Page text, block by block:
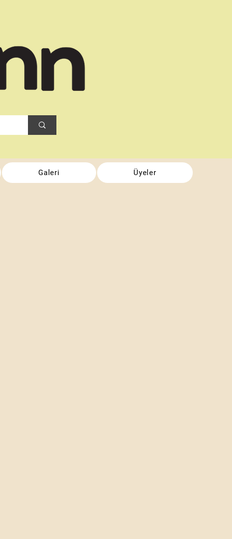
Galeri Üyeler